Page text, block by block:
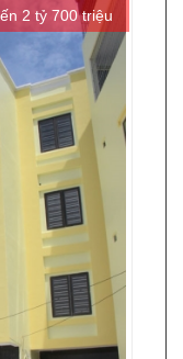
2 tỷ 700 triệu